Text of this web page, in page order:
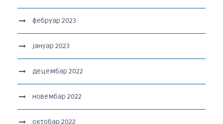
фебруар 2023
јануар 2023
децембар 2022
новембар 2022
октобар 2022